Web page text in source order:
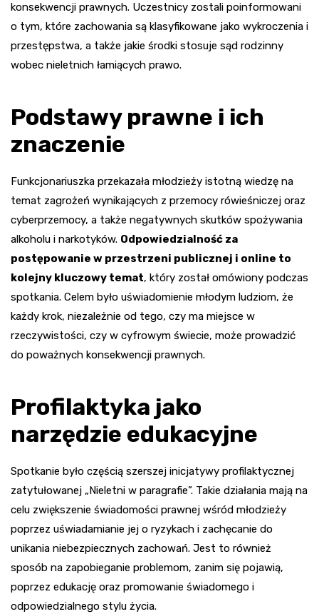
konsekwencji prawnych. Uczestnicy zostali poinformowani
o tym, które zachowania są klasyfikowane jako wykroczenia i
przestępstwa, a także jakie środki stosuje sąd rodzinny
wobec nieletnich łamiących prawo.
Podstawy prawne i ich
znaczenie
Funkcjonariuszka przekazała młodzieży istotną wiedzę na
temat zagrożeń wynikających z przemocy rówieśniczej oraz
cyberprzemocy, a także negatywnych skutków spożywania
alkoholu i narkotyków. Odpowiedzialność za
postępowanie w przestrzeni publicznej i online to
kolejny kluczowy temat, który został omówiony podczas
spotkania. Celem było uświadomienie młodym ludziom, że
każdy krok, niezależnie od tego, czy ma miejsce w
rzeczywistości, czy w cyfrowym świecie, może prowadzić
do poważnych konsekwencji prawnych.
Profilaktyka jako
narzędzie edukacyjne
Spotkanie było częścią szerszej inicjatywy profilaktycznej
zatytułowanej „Nieletni w paragrafie”. Takie działania mają na
celu zwiększenie świadomości prawnej wśród młodzieży
poprzez uświadamianie jej o ryzykach i zachęcanie do
unikania niebezpiecznych zachowań. Jest to również
sposób na zapobieganie problemom, zanim się pojawią,
poprzez edukację oraz promowanie świadomego i
odpowiedzialnego stylu życia.